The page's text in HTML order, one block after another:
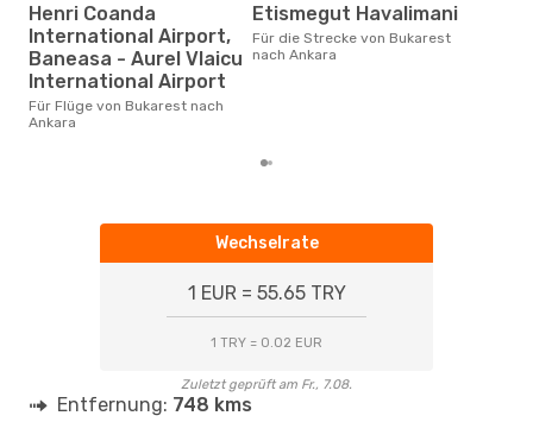
Henri Coanda
International Airport,
Baneasa - Aurel Vlaicu
International Airport
Für Flüge von Bukarest nach
Ankara
Etismegut Havalimani
Für die Strecke von Bukarest
nach Ankara
Wechselrate
1 EUR = 55.65 TRY
1 TRY = 0.02 EUR
Zuletzt geprüft am Fr., 7.08.
Entfernung: 748 kms